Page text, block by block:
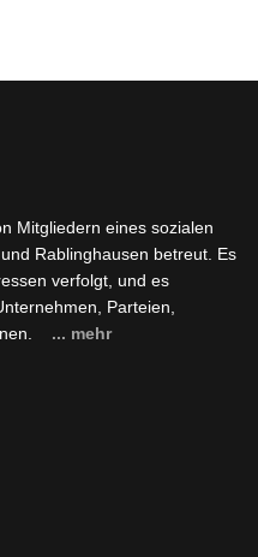
Mitgliedern eines sozialen
Rablinghausen betreut. Es
verfolgt, und es
Parteien,
... mehr